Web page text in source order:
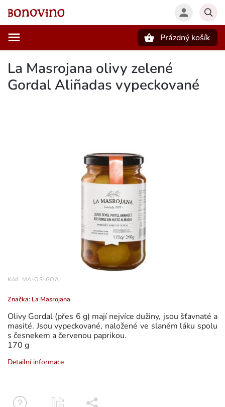
Prázdný košík
La Masrojana olivy zelené
Gordal Aliñadas vypeckované
Kód: MA-OS-GOA
Značka: La Masrojana
Olivy Gordal (přes 6 g) mají nejvíce dužiny, jsou šťavnaté a
masité. Jsou vypeckované, naložené ve slaném láku spolu
s česnekem a červenou paprikou.
170 g
Detailní informace